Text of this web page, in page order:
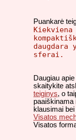
Puankarė
daugdara
sferai.
Daugiau
skaitykite
teiginys, o
paaiškinama
klausimai
Visatos
Visatos